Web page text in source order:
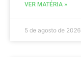
VER MATÉRIA »
5 de agosto de 2026